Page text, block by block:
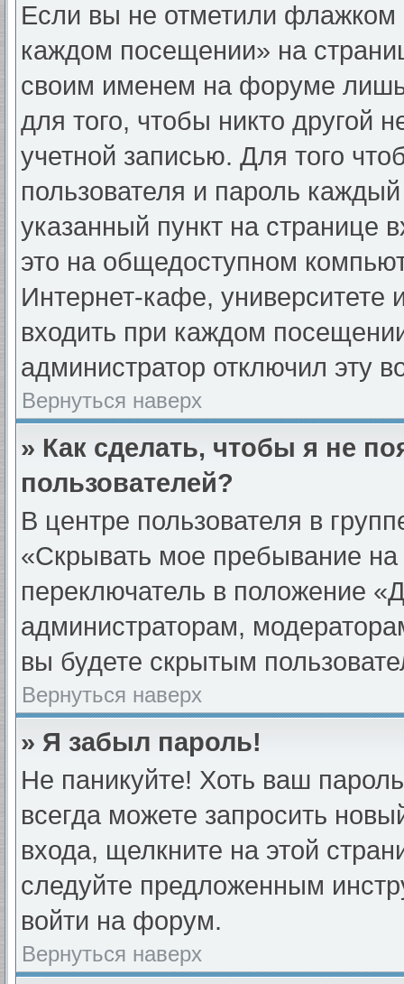
Если вы не отметили флажком
каждом посещении» на
своим именем на форуме
для того, чтобы никто другой
учетной записью. Для того
пользователя и пароль
указанный пункт на странице
это на общедоступном
Интернет-кафе, университете
входить при каждом
администратор отключил эту
Вернуться наверх
» Как сделать, чтобы я не
пользователей?
В центре пользователя в
«Скрывать мое пребывание
переключатель в положение
администраторам,
вы будете скрытым
Вернуться наверх
» Я забыл пароль!
Не паникуйте! Хоть ваш
всегда можете запросить
входа, щелкните на этой
следуйте предложенным
войти на форум.
Вернуться наверх